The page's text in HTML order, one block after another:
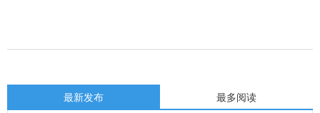
最新发布 最多阅读